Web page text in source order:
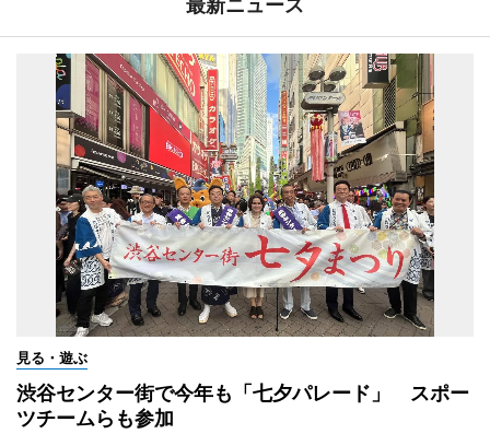
見る・遊ぶ
渋谷センター街で今年も「七夕パレード」 スポー
ツチームらも参加